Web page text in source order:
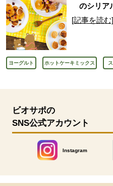
のシリア
[記事を読む]
ヨーグルト ホットケーキミックス
ビオサポの
SNS公式アカウント
Instagram
別のウィンドウで開き